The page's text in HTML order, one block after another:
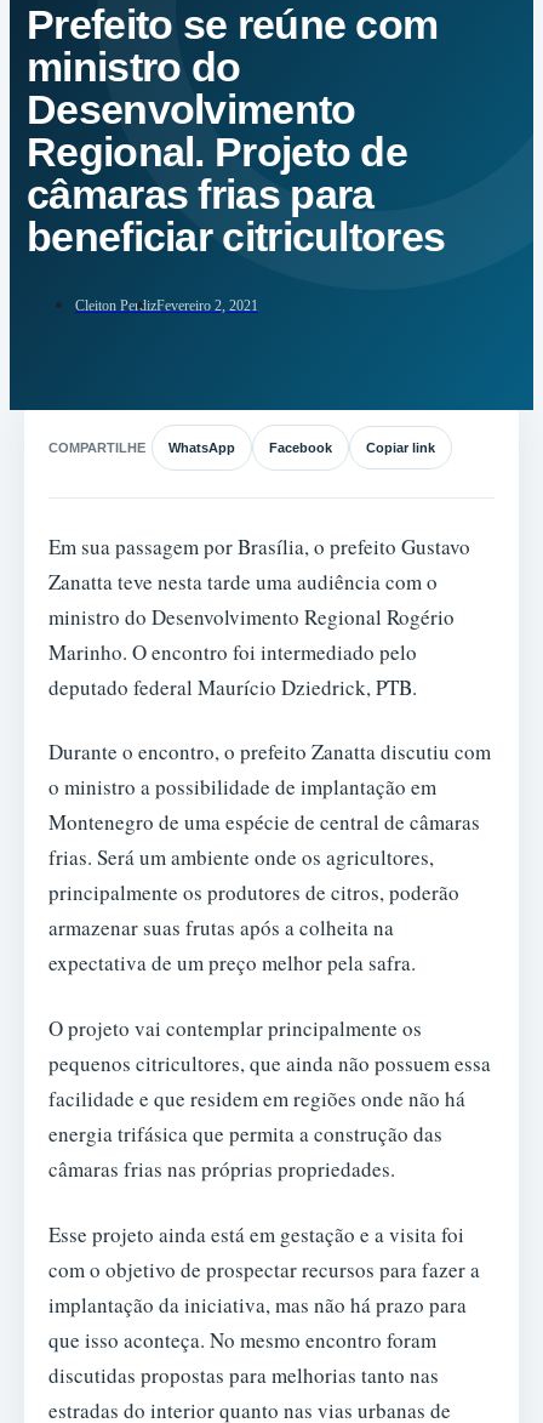
Prefeito se reúne com
ministro do
Desenvolvimento
Regional. Projeto de
câmaras frias para
beneficiar citricultores
Cleiton PerdizFevereiro 2, 2021
COMPARTILHE WhatsApp Facebook Copiar link
Em sua passagem por Brasília, o prefeito Gustavo
Zanatta teve nesta tarde uma audiência com o
ministro do Desenvolvimento Regional Rogério
Marinho. O encontro foi intermediado pelo
deputado federal Maurício Dziedrick, PTB.
Durante o encontro, o prefeito Zanatta discutiu com
o ministro a possibilidade de implantação em
Montenegro de uma espécie de central de câmaras
frias. Será um ambiente onde os agricultores,
principalmente os produtores de citros, poderão
armazenar suas frutas após a colheita na
expectativa de um preço melhor pela safra.
O projeto vai contemplar principalmente os
pequenos citricultores, que ainda não possuem essa
facilidade e que residem em regiões onde não há
energia trifásica que permita a construção das
câmaras frias nas próprias propriedades.
Esse projeto ainda está em gestação e a visita foi
com o objetivo de prospectar recursos para fazer a
implantação da iniciativa, mas não há prazo para
que isso aconteça. No mesmo encontro foram
discutidas propostas para melhorias tanto nas
estradas do interior quanto nas vias urbanas de